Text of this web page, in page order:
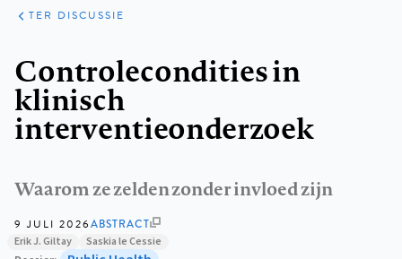
Waarom ze zelden zonder invloed zijn
ARTIKELEN
OPINIE
TER DISCUSSIE
Controlecondities in
klinisch
interventieonderzoek
9 JULI 2026ABSTRACT
Erik J. Giltay
Saskia le Cessie